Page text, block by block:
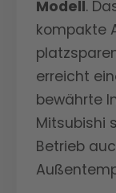
Modell.
kompakte
erreicht
bewährte
Mitsubishi
Betrieb